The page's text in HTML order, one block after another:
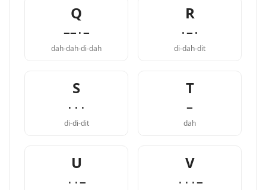
Q
−−·−
dah-dah-di-dah
R
·−·
di-dah-dit
S
···
di-di-dit
T
−
dah
U
··−
V
···−